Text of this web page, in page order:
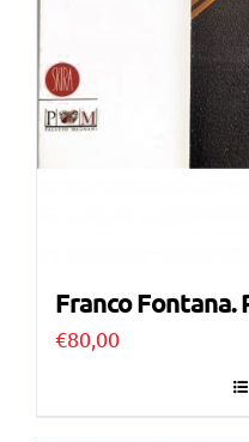
Franco Fontana.
€80,00